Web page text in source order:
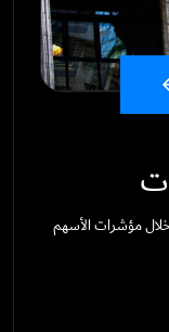
مؤشرات الأسهم